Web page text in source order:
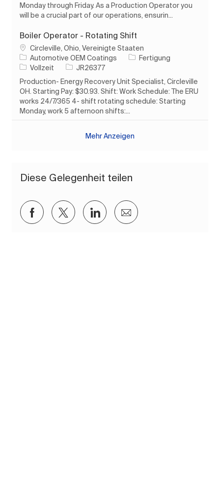
Monday through Friday. As a Production Operator you
will be a crucial part of our operations, ensurin...
Boiler Operator - Rotating Shift
Ort Circleville, Ohio, Vereinigte Staaten
Automotive OEM Coatings
Kategorie
Fertigung
Auftragstyp
Vollzeit Auftrags-ID
JR26377
Production- Energy Recovery Unit Specialist, Circleville
OH. Starting Pay: $30.93. Shift: Work Schedule: The ERU
works 24/7/365 4- shift rotating schedule: Starting
Monday, work 5 afternoon shifts:...
Mehr Anzeigen
Diese Gelegenheit teilen
Über Facebook teilen
Über Twitter teilen
Über LinkedIn teilen
Per E-Mail teilen